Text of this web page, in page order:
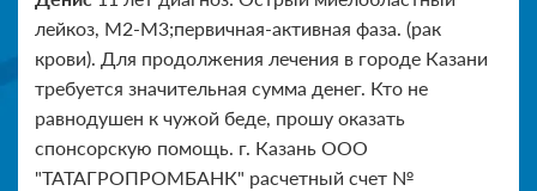
лейкоз, М2-М3;первичная-активная фаза. (рак
крови). Для продолжения лечения в городе Казани
требуется значительная сумма денег. Кто не
равнодушен к чужой беде, прошу оказать
спонсорскую помощь. г. Казань ООО
"ТАТАГРОПРОМБАНК" расчетный счет №